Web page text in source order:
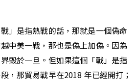
」是指熱戰的話，那就是一個偽命
中美一戰，那也是偽上加偽。因為
毁於一旦。但如果這個「戰」是指
，那貿易戰早在2018 年已經開打；